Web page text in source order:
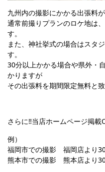
九州内の撮影にかかる出張料
通常前撮りプランのロケ地は
す。
また、神社挙式の場合はスタ
す。
30分以上かかる場合や県外・
かりますが
その出張料を期間限定無料と
さらに‼︎当店ホームページ掲載
例）
福岡市での撮影 福岡店より
熊本市での撮影 熊本店より